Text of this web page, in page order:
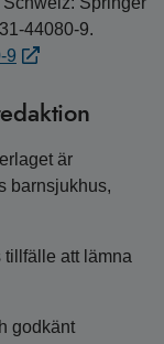
44080-9.
9
är
barnsjukhus,
tillfälle att lämna
godkänt